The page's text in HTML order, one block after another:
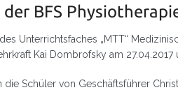
der BFS
Unterrichtsfaches „MTT“
Kai Dombrofsky am
die Schüler von Geschäftsführer